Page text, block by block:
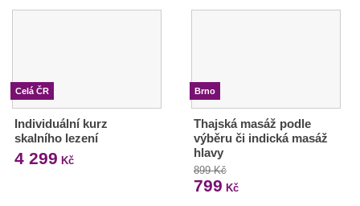
Celá ČR
Individuální kurz
skalního lezení
4 299 Kč
Brno
Thajská masáž podle
výběru či indická masáž
hlavy
899 Kč
799 Kč